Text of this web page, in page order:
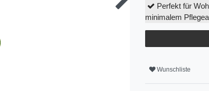
Perfekt für
minimalem
Wunschliste